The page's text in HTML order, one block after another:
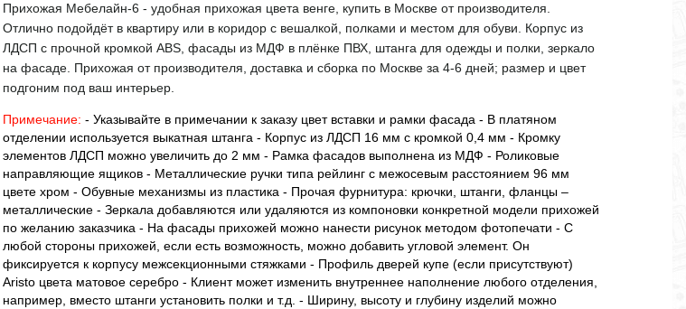
Прихожая Мебелайн-6 - удобная прихожая цвета венге, купить в Москве от производителя.
Отлично подойдёт в квартиру или в коридор с вешалкой, полками и местом для обуви. Корпус из
ЛДСП с прочной кромкой ABS, фасады из МДФ в плёнке ПВХ, штанга для одежды и полки, зеркало
на фасаде. Прихожая от производителя, доставка и сборка по Москве за 4-6 дней; размер и цвет
подгоним под ваш интерьер.
Примечание: - Указывайте в примечании к заказу цвет вставки и рамки фасада - В платяном
отделении используется выкатная штанга - Корпус из ЛДСП 16 мм с кромкой 0,4 мм - Кромку
элементов ЛДСП можно увеличить до 2 мм - Рамка фасадов выполнена из МДФ - Роликовые
направляющие ящиков - Металлические ручки типа рейлинг с межосевым расстоянием 96 мм
цвете хром - Обувные механизмы из пластика - Прочая фурнитура: крючки, штанги, фланцы –
металлические - Зеркала добавляются или удаляются из компоновки конкретной модели прихожей
по желанию заказчика - На фасады прихожей можно нанести рисунок методом фотопечати - С
любой стороны прихожей, если есть возможность, можно добавить угловой элемент. Он
фиксируется к корпусу межсекционными стяжками - Профиль дверей купе (если присутствуют)
Aristo цвета матовое серебро - Клиент может изменить внутреннее наполнение любого отделения,
например, вместо штанги установить полки и т.д. - Ширину, высоту и глубину изделий можно